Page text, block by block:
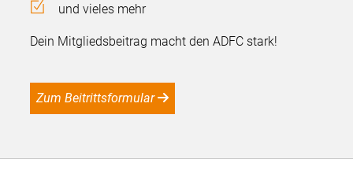
und vieles mehr
Dein Mitgliedsbeitrag macht den ADFC stark!
Zum Beitrittsformular